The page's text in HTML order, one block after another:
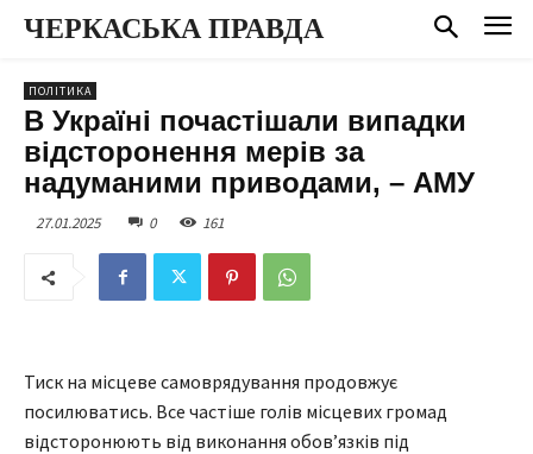
ЧЕРКАСЬКА ПРАВДА
ПОЛІТИКА
В Україні почастішали випадки
відсторонення мерів за
надуманими приводами, – АМУ
27.01.2025 0 161
Тиск на місцеве самоврядування продовжує
посилюватись. Все частіше голів місцевих громад
відсторонюють від виконання обов’язків під